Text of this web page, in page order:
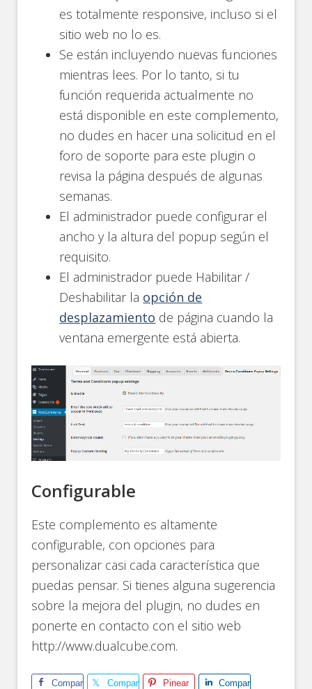
es totalmente responsive, incluso si el
sitio web no lo es.
Se están incluyendo nuevas funciones
mientras lees. Por lo tanto, si tu
función requerida actualmente no
está disponible en este complemento,
no dudes en hacer una solicitud en el
foro de soporte para este plugin o
revisa la página después de algunas
semanas.
El administrador puede configurar el
ancho y la altura del popup según el
requisito.
El administrador puede Habilitar /
Deshabilitar la opción de
desplazamiento de página cuando la
ventana emergente está abierta.
Configurable
Este complemento es altamente
configurable, con opciones para
personalizar casi cada característica que
puedas pensar. Si tienes alguna sugerencia
sobre la mejora del plugin, no dudes en
ponerte en contacto con el sitio web
http://www.dualcube.com.
Comparte Comparte Pinear Comparte